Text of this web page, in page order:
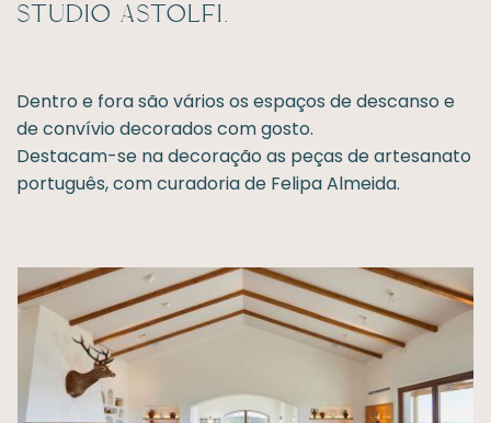
Studio Astolfi.
Dentro e fora são vários os espaços de descanso e
de convívio decorados com gosto.
Destacam-se na decoração as peças de artesanato
português, com curadoria de Felipa Almeida.